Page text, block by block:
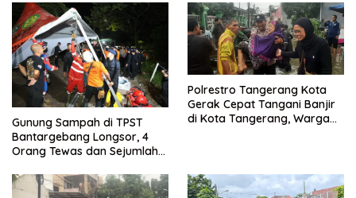
Gunung Sampah di TPST
Bantargebang Longsor, 4
Orang Tewas dan Sejumlah
Polrestro Tangerang Kota
Gerak Cepat Tangani Banjir
di Kota Tangerang, Warga